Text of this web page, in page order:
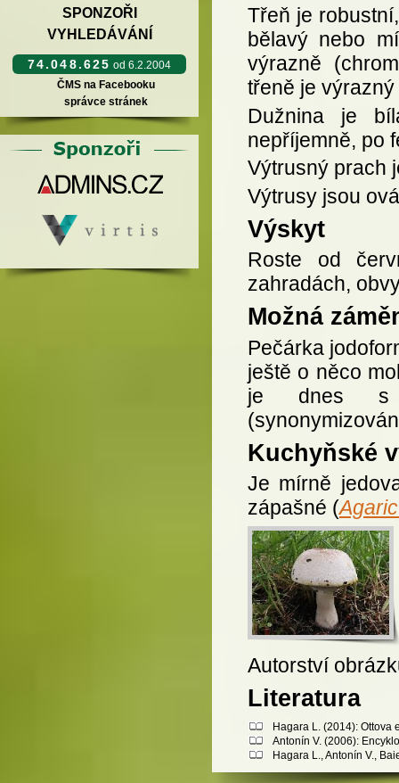
SPONZOŘI
VYHLEDÁVÁNÍ
74.048.625 od 6.2.2004
ČMS na Facebooku
správce stránek
Třeň je
bělavý nebo
výrazně
třeně je
Dužnina je
nepříjemně, po
Výtrusný prach
Výtrusy jsou
Výskyt
Roste od
zahradách,
Možná
Pečárka
ještě o něco
je dnes s
Kuchyňské
Je mírně
zápašné (
Autorství
Literatura
Hagara L. (2014): Ottova
Antonín V. (2006):
Hagara L., Antonín V.,